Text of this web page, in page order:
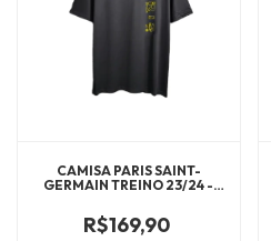
CAMISA PARIS SAINT-
GERMAIN TREINO 23/24 -
- PRETA
R$169,90